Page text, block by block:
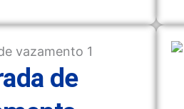
de